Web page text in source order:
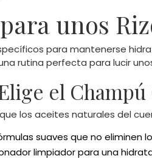
unos
para mantenerse
rutina perfecta para lucir
el
los aceites naturales del
suaves que no eliminen
limpiador para una